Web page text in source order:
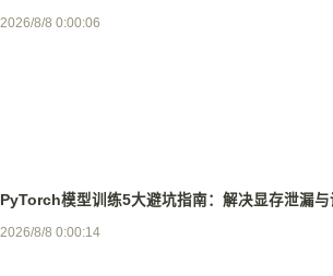
2026/8/8 0:00:06
PyTorch模型训练5大避坑指南：解决显存泄漏
2026/8/8 0:00:14